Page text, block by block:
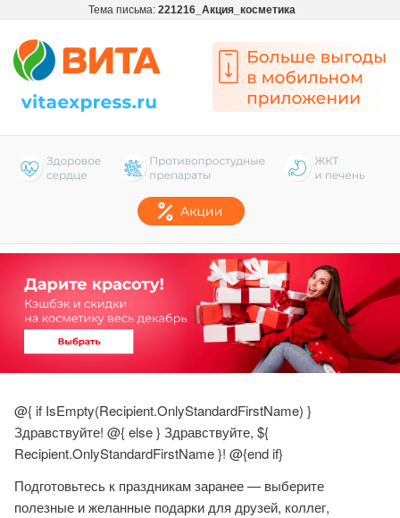
Тема письма: 221216_Акция_косметика
@{ if IsEmpty(Recipient.OnlyStandardFirstName) }
Здравствуйте! @{ else } Здравствуйте, ${
Recipient.OnlyStandardFirstName }! @{end if}
Подготовьтесь к праздникам заранее — выберите
полезные и желанные подарки для друзей, коллег,